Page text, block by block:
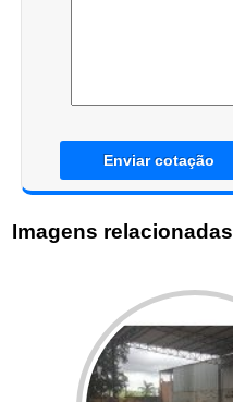
Enviar cotação
Imagens relacionadas